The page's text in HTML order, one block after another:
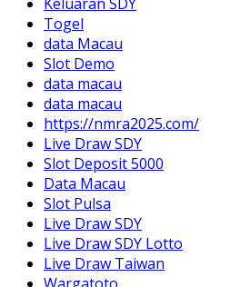
Togel
data Macau
Slot Demo
data macau
data macau
https://nmra2025.com/
Live Draw SDY
Slot Deposit 5000
Data Macau
Slot Pulsa
Live Draw SDY
Live Draw SDY Lotto
Live Draw Taiwan